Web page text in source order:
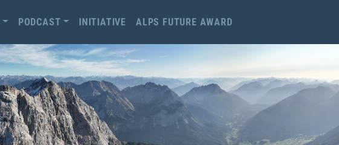
PODCAST INITIATIVE ALPS FUTURE AWARD